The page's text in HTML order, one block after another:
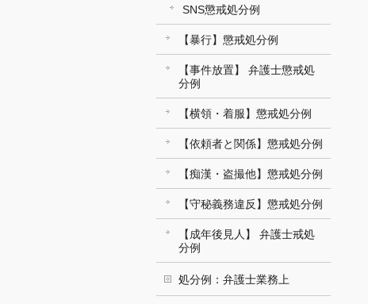
SNS懲戒処分例
【暴行】懲戒処分例
【事件放置】 弁護士懲戒処
分例
【横領・着服】懲戒処分例
【依頼者と関係】懲戒処分例
【痴漢・盗撮他】懲戒処分例
【守秘義務違反】懲戒処分例
【成年後見人】 弁護士戒処
分例
処分例：弁護士業務上